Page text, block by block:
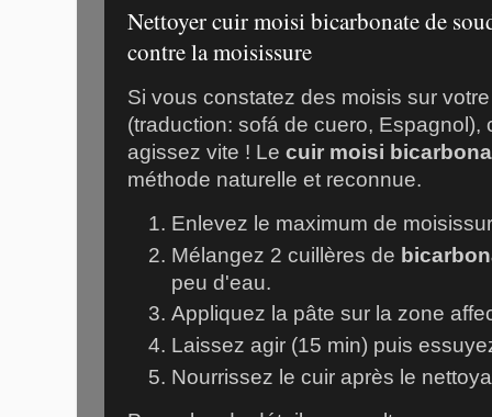
Nettoyer cuir moisi bicarbonate de
contre la moisissure
Si vous constatez des moisis sur
(traduction: sofá de cuero, Espagnol),
agissez vite ! Le cuir moisi
méthode naturelle et reconnue.
Enlevez le maximum de
Mélangez 2 cuillères de
peu d'eau.
Appliquez la pâte sur la zone
Laissez agir (15 min) puis
Nourrissez le cuir après le